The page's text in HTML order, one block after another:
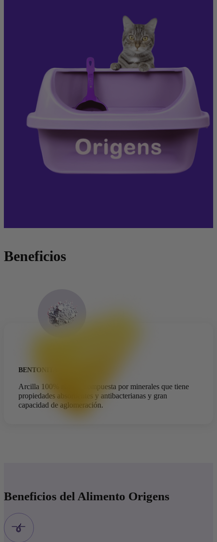
Beneficios
BENTONITA
Arcilla 100% natural compuesta por minerales que tiene
propiedades absorbentes y antibacterianas y gran
capacidad de aglomeración.
Beneficios del Alimento Origens